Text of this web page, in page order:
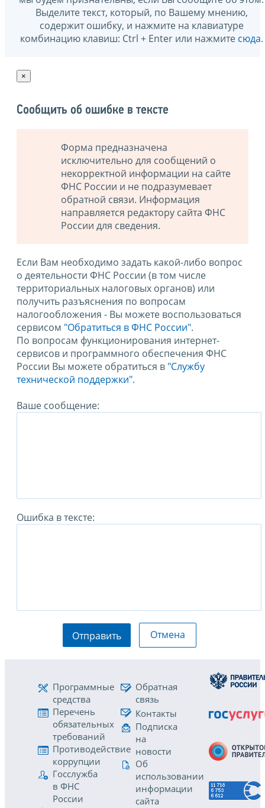
Выделите текст, который, по Вашему мнению,
содержит ошибку, и нажмите на клавиатуре
комбинацию клавиш: Ctrl + Enter или нажмите сюда.
×
Сообщить об ошибке в тексте
Форма предназначена
исключительно для сообщений о
некорректной информации на сайте
ФНС России и не подразумевает
обратной связи. Информация
направляется редактору сайта ФНС
России для сведения.
Если Вам необходимо задать какой-либо вопрос
о деятельности ФНС России (в том числе
территориальных налоговых органов) или
получить разъяснения по вопросам
налогообложения - Вы можете воспользоваться
сервисом "Обратиться в ФНС России".
По вопросам функционирования интернет-
сервисов и программного обеспечения ФНС
России Вы можете обратиться в "Службу
технической поддержки".
Ваше сообщение:
Ошибка в тексте:
Отправить Отмена
Программные
средства
Перечень
обязательных
требований
Противодействие
коррупции
Госслужба
в ФНС
России
Обратная
связь
Контакты
Подписка
на
новости
Об
использовании
информации
сайта